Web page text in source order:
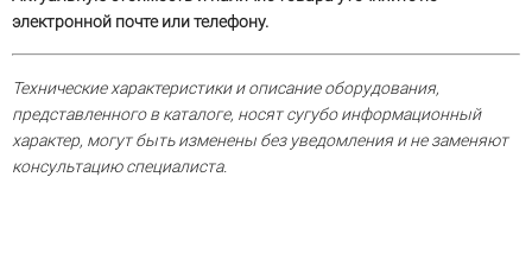
электронной почте или телефону.
Технические характеристики и описание оборудования,
представленного в каталоге, носят сугубо информационный
характер, могут быть изменены без уведомления и не заменяют
консультацию специалиста.